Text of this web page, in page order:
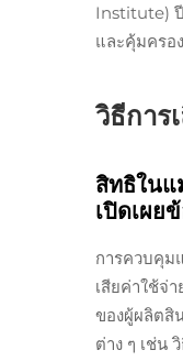
Institute)
และคุ้มครอ
วิธีการ
สิทธิในแ
เปิดเผย
การควบคุม
เสียค่าใช้จ่
ของผู้ผลิตสิ
ต่าง ๆ เช่น